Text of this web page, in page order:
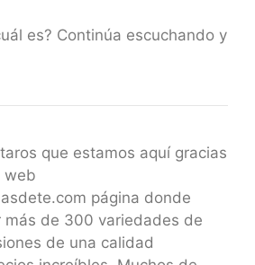
es? Continúa escuchando y
que estamos aquí gracias
web
página donde
más de 300 variedades de
de una calidad